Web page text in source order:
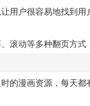
用户很容易地找到
滚动等多种翻页方式
的漫画资源，每天都